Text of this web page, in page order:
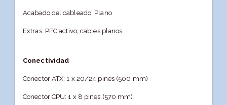
Acabado del cableado: Plano
Extras: PFC activo, cables planos
Conectividad
Conector ATX: 1 x 20/24 pines (500 mm)
Conector CPU: 1 x 8 pines (570 mm)